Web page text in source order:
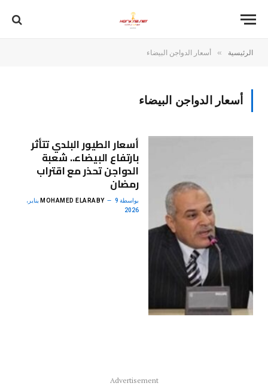
الرئيسية » أسعار الدواجن البيضاء
أسعار الدواجن البيضاء
أسعار الطيور البلدي تتأثر
بارتفاع البيضاء.. شعبة
الدواجن تحذر مع اقتراب
رمضان
بواسطة MOHAMED ELARABY 9 يناير،
2026
Advertisement